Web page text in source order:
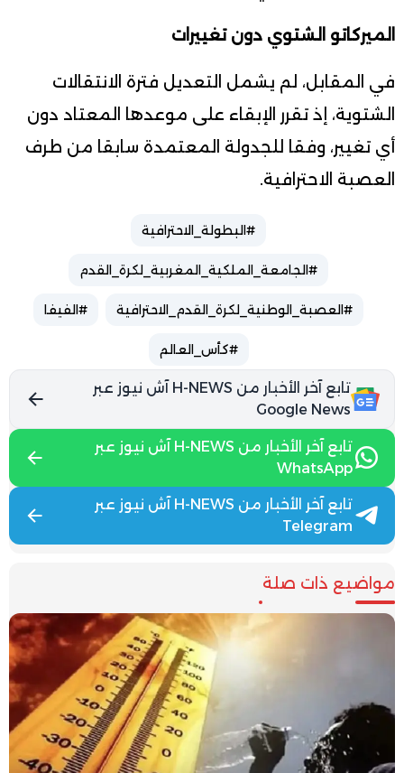
الميركاتو الشتوي دون تغييرات
في المقابل، لم يشمل التعديل فترة الانتقالات
الشتوية، إذ تقرر الإبقاء على موعدها المعتاد دون
أي تغيير، وفقا للجدولة المعتمدة سابقا من طرف
العصبة الاحترافية.
#البطولة_الاحترافية
#الجامعة_الملكية_المغربية_لكرة_القدم
#العصبة_الوطنية_لكرة_القدم_الاحترافية #الفيفا
#كأس_العالم
تابع آخر الأخبار من H-NEWS آش نيوز عبر
Google News
تابع آخر الأخبار من H-NEWS آش نيوز عبر
WhatsApp
تابع آخر الأخبار من H-NEWS آش نيوز عبر
Telegram
مواضيع ذات صلة